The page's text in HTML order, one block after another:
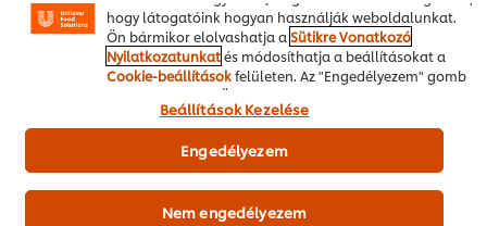
fokhagyma, hámozott** 10 g
Hal/Tenger gyümölcsei Főétel
hogy látogatóink hogyan használják weboldalunkat.
Ön bármikor elolvashatja aSütikre Vonatkozó
Nyilatkozatunkatés módosíthatja a beállításokat a
Cookie-beállításokfelületen. Az "Engedélyezem" gomb
megnyomásával Ön hozzájárul a sütik használatához.
Beállítások Kezelése
Nem engedélyezem
Engedélyezem